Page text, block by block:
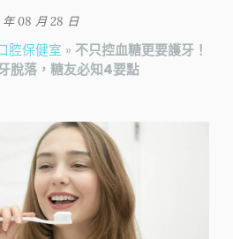
年 08 月 28 日
腔保健室 » 不只控血糖更要護牙！
脫落，糖友必知4要點